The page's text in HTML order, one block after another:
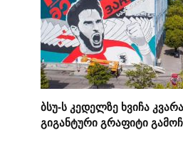
ბსუ-ს კედელზე ხვიჩა
გიგანტური გრაფიტი